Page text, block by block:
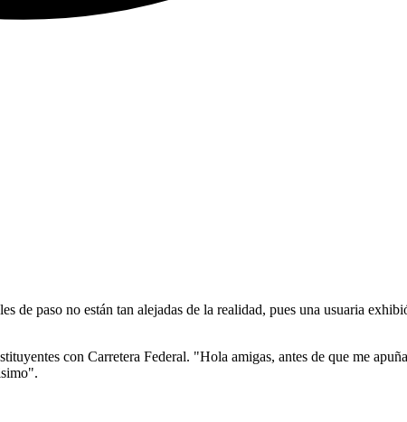
de paso no están tan alejadas de la realidad, pues una usuaria
con Carretera Federal. "Hola amigas, antes de que me